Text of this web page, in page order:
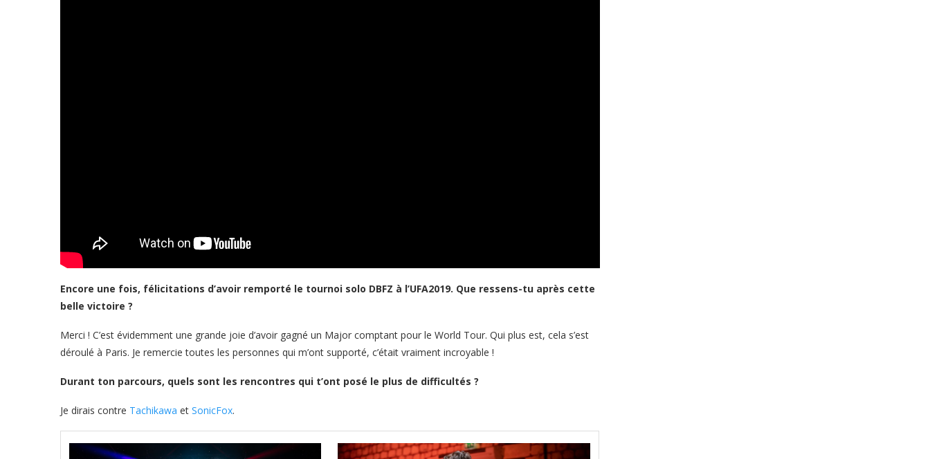
Encore une fois, félicitations d’avoir remporté le tournoi solo DBFZ à l’UFA2019. Que ressens-tu après cette
belle victoire ?
Merci ! C’est évidemment une grande joie d’avoir gagné un Major comptant pour le World Tour. Qui plus est, cela s’est
déroulé à Paris. Je remercie toutes les personnes qui m’ont supporté, c’était vraiment incroyable !
Durant ton parcours, quels sont les rencontres qui t’ont posé le plus de difficultés ?
Je dirais contre Tachikawa et SonicFox.